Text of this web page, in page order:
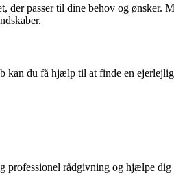
passer til dine behov og ønsker.
kan du få hjælp til at finde en
rådgivning og hjælpe dig